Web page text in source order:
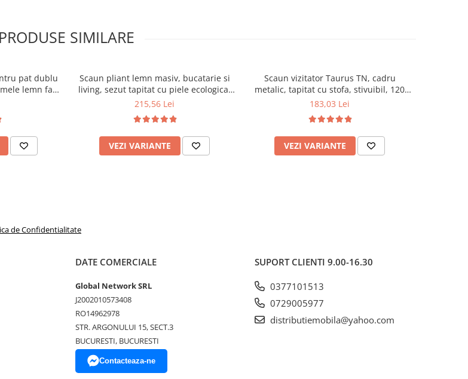
PRODUSE SIMILARE
pat dublu
lemn fag,
ferm, negru
Scaun pliant lemn masiv, bucatarie si
living, sezut tapitat cu piele ecologica,
100 kg, cires
215,56 Lei
VEZI VARIANTE
Scaun vizitator Taurus TN, cadru
metalic, tapitat cu stofa, stivuibil, 120
kg, negru
183,03 Lei
VEZI VARIANTE
de Confidentialitate
DATE COMERCIALE
Global Network SRL
J2002010573408
RO14962978
STR. ARGONULUI 15, SECT.3
BUCURESTI, BUCURESTI
Contacteaza-ne
SUPORT CLIENTI 9.00-16.30
0377101513
0729005977
distributiemobila@yahoo.com